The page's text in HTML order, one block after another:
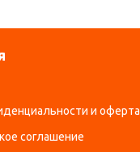
и оферта
соглашение